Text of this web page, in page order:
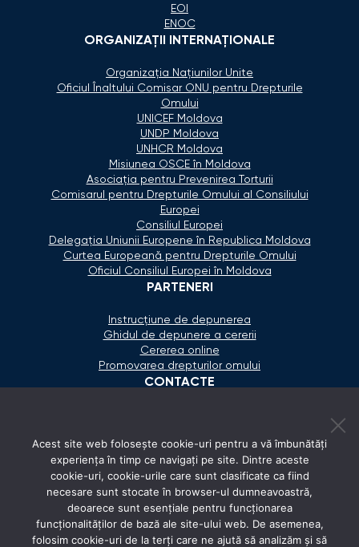
EOI
ENOC
ORGANIZAŢII INTERNAŢIONALE
Organizaţia Naţiunilor Unite
Oficiul Înaltului Comisar ONU pentru Drepturile
Omului
UNICEF Moldova
UNDP Moldova
UNHCR Moldova
Misiunea OSCE în Moldova
Asociaţia pentru Prevenirea Torturii
Comisarul pentru Drepturile Omului al Consiliului
Europei
Consiliul Europei
Delegaţia Uniunii Europene în Republica Moldova
Curtea Europeană pentru Drepturile Omului
Oficiul Consiliul Europei în Moldova
PARTENERI
Instrucțiune de depunerea
Ghidul de depunere a cererii
Cererea online
Promovarea drepturilor omului
CONTACTE
secretariat@ombudsman.md
Strada Calea Ieşilor 11/3, Chişinău
Luni - Vineri: 08:00 - 17:00
REȚELE SOCIALE
Acest site web folosește cookie-uri pentru a vă îmbunătăți
experiența în timp ce navigați pe site. Dintre aceste
cookie-uri, cookie-urile care sunt clasificate ca fiind
necesare sunt stocate în browser-ul dumneavoastră,
deoarece sunt esențiale pentru funcționarea
funcționalităților de bază ale site-ului web. De asemenea,
folosim cookie-uri de la terți care ne ajută să analizăm și să